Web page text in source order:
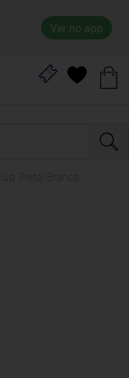
Ver no app